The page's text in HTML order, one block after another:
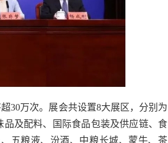
30万次。展会共设置8大展区，分别为
及配料、国际食品包装及供应链、食
五粮液、汾酒、中粮长城、蒙牛、茶